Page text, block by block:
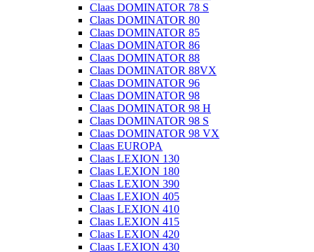
Claas DOMINATOR 78 S
Claas DOMINATOR 80
Claas DOMINATOR 85
Claas DOMINATOR 86
Claas DOMINATOR 88
Claas DOMINATOR 88VX
Claas DOMINATOR 96
Claas DOMINATOR 98
Claas DOMINATOR 98 H
Claas DOMINATOR 98 S
Claas DOMINATOR 98 VX
Claas EUROPA
Claas LEXION 130
Claas LEXION 180
Claas LEXION 390
Claas LEXION 405
Claas LEXION 410
Claas LEXION 415
Claas LEXION 420
Claas LEXION 430